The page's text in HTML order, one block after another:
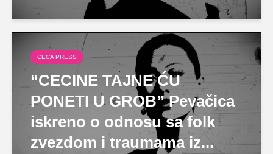
CECA PRESS
“CECINE TAJNE ĆU
PONETI U GROB” Pevačica
iskreno o odnosu sa folk
zvezdom i traumama iz...